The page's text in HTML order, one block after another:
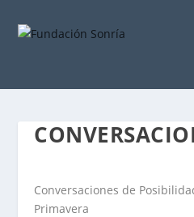
Conversaciones de
Primavera